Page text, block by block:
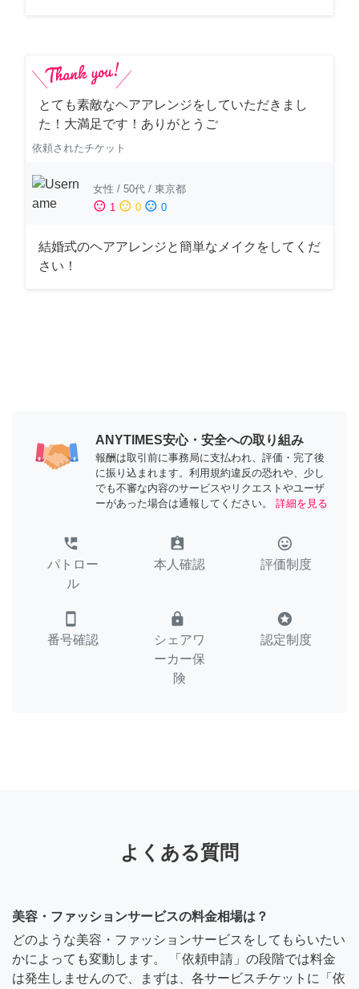
とても素敵なヘアアレンジをしていただきまし
た！大満足です！ありがとうご
依頼されたチケット
女性 / 50代 / 東京都
sentiment_satisfied 1 sentiment_neutral 0 sentiment_dissatisfied 0
結婚式のヘアアレンジと簡単なメイクをしてくだ
さい！
ANYTIMES安心・安全への取り組み
報酬は取引前に事務局に支払われ、評価・完了後
に振り込まれます。利用規約違反の恐れや、少し
でも不審な内容のサービスやリクエストやユーザ
ーがあった場合は通報してください。
詳細を見る
perm_phone_msg
パトロー
ル
assignment_ind
本人確認
tag_faces
評価制度
smartphone
番号確認
lock
シェアワ
ーカー保
険
stars
認定制度
よくある質問
美容・ファッションサービスの料金相場は？
どのような美容・ファッションサービスをしてもらいたい
かによっても変動します。 「依頼申請」の段階では料金
は発生しませんので、まずは、各サービスチケットに「依